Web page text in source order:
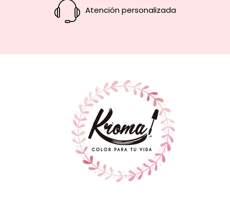
Atención personalizada